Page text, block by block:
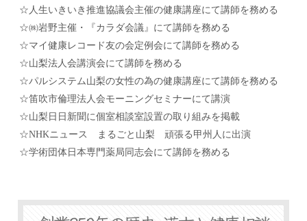
☆人生いきいき推進協議会主催の健康講座にて講師を務める
☆㈱岩野主催・『カラダ会議』にて講師を務める
☆マイ健康レコード友の会定例会にて講師を務める
☆山梨法人会講演会にて講師を務める
☆パルシステム山梨の女性の為の健康講座にて講師を務める
☆笛吹市倫理法人会モーニングセミナーにて講演
☆山梨日日新聞に個室相談室設置の取り組みを掲載
☆NHKニュース まるごと山梨 頑張る甲州人に出演
☆学術団体日本専門薬局同志会にて講師を務める